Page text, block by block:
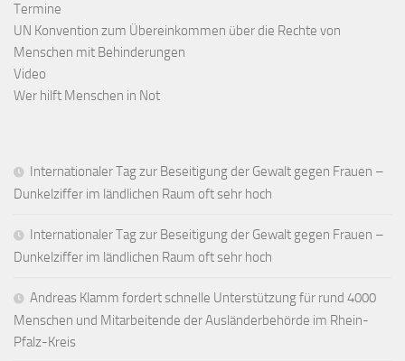
Termine
UN Konvention zum Übereinkommen über die Rechte von
Menschen mit Behinderungen
Video
Wer hilft Menschen in Not
Internationaler Tag zur Beseitigung der Gewalt gegen Frauen –
Dunkelziffer im ländlichen Raum oft sehr hoch
Internationaler Tag zur Beseitigung der Gewalt gegen Frauen –
Dunkelziffer im ländlichen Raum oft sehr hoch
Andreas Klamm fordert schnelle Unterstützung für rund 4000
Menschen und Mitarbeitende der Ausländerbehörde im Rhein-
Pfalz-Kreis